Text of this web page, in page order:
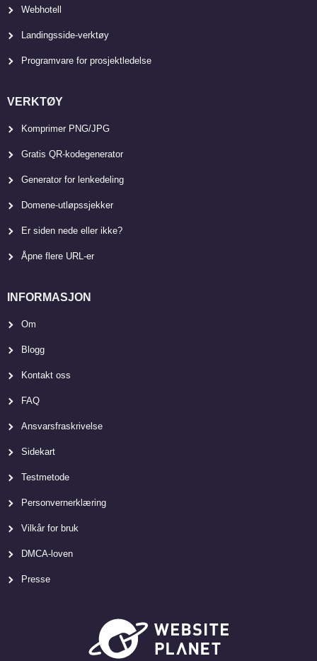
Webhotell
Landingsside-verktøy
Programvare for prosjektledelse
VERKTØY
Komprimer PNG/JPG
Gratis QR-kodegenerator
Generator for lenkedeling
Domene-utløpssjekker
Er siden nede eller ikke?
Åpne flere URL-er
INFORMASJON
Om
Blogg
Kontakt oss
FAQ
Ansvarsfraskrivelse
Sidekart
Testmetode
Personvernerklæring
Vilkår for bruk
DMCA-loven
Presse